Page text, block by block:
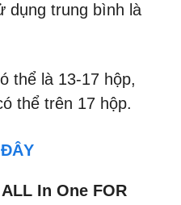
dụng trung bình là
thể là 13-17 hộp,
thể trên 17 hộp.
In One FOR